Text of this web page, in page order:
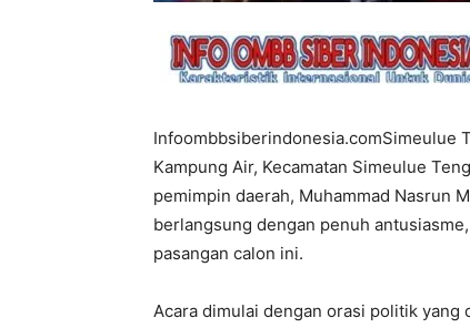
Infoombbsiberindonesia.comSimeulue
Kampung Air, Kecamatan Simeulue
pemimpin daerah, Muhammad Nasrun
berlangsung dengan penuh
pasangan calon ini.
Acara dimulai dengan orasi politik yang